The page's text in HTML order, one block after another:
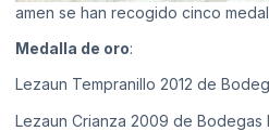
amen se han recogido cinco
Medalla de oro:
Lezaun Tempranillo 2012 de
Lezaun Crianza 2009 de Bodegas